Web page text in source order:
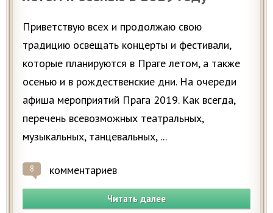
Приветствую всех и продолжаю свою
традицию освещать концерты и фестивали,
которые планируются в Праге летом, а также
осенью и в рождественские дни. На очереди
афиша мероприятий Прага 2019. Как всегда,
перечень всевозможных театральных,
музыкальных, танцевальных, ...
8 комментариев
Читать далее